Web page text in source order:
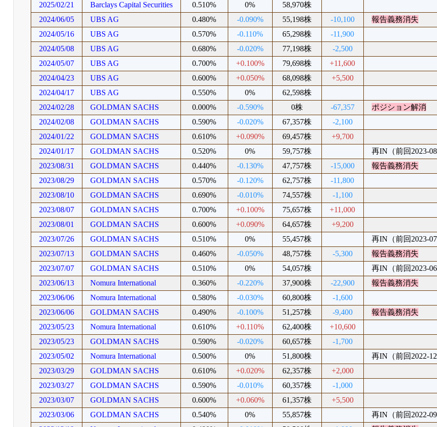
2025/02/21
Barclays Capital Securities 0.510% 0%
58,970株
2024/06/05
UBS AG 0.480% -0.090% 55,198株 -10,100
報告義務消失
2024/05/16
UBS AG 0.570% -0.110% 65,298株
-11,900
2024/05/08
UBS AG 0.680% -0.020% 77,198株
-2,500
2024/05/07
UBS AG 0.700% +0.100% 79,698株
+11,600
2024/04/23
UBS AG 0.600% +0.050% 68,098株
+5,500
2024/04/17
UBS AG 0.550% 0%
62,598株
2024/02/28
GOLDMAN SACHS 0.000% -0.590% 0株 -67,357
ポジション解消
2024/02/08
GOLDMAN SACHS 0.590% -0.020% 67,357株
-2,100
2024/01/22
GOLDMAN SACHS 0.610% +0.090% 69,457株
+9,700
2024/01/17
GOLDMAN SACHS 0.520% 0% 59,757株
再IN（前回2023-
2023/08/31
GOLDMAN SACHS 0.440% -0.130% 47,757株 -15,000
報告義務消失
2023/08/29
GOLDMAN SACHS 0.570% -0.120% 62,757株
-11,800
2023/08/10
GOLDMAN SACHS 0.690% -0.010% 74,557株
-1,100
2023/08/07
GOLDMAN SACHS 0.700% +0.100% 75,657株
+11,000
2023/08/01
GOLDMAN SACHS 0.600% +0.090% 64,657株
+9,200
2023/07/26
GOLDMAN SACHS 0.510% 0% 55,457株
再IN（前回2023-
2023/07/13
GOLDMAN SACHS 0.460% -0.050% 48,757株 -5,300
報告義務消失
2023/07/07
GOLDMAN SACHS 0.510% 0% 54,057株
再IN（前回2023-
2023/06/13
Nomura International 0.360% -0.220% 37,900株 -22,900
報告義務消失
2023/06/06
Nomura International 0.580% -0.030% 60,800株
-1,600
2023/06/06
GOLDMAN SACHS 0.490% -0.100% 51,257株 -9,400
報告義務消失
2023/05/23
Nomura International 0.610% +0.110% 62,400株
+10,600
2023/05/23
GOLDMAN SACHS 0.590% -0.020% 60,657株
-1,700
2023/05/02
Nomura International 0.500% 0% 51,800株
再IN（前回2022-
2023/03/29
GOLDMAN SACHS 0.610% +0.020% 62,357株
+2,000
2023/03/27
GOLDMAN SACHS 0.590% -0.010% 60,357株
-1,000
2023/03/07
GOLDMAN SACHS 0.600% +0.060% 61,357株
+5,500
2023/03/06
GOLDMAN SACHS 0.540% 0% 55,857株
再IN（前回2022-